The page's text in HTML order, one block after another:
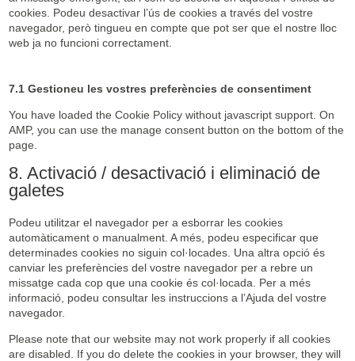
cookies. Podeu desactivar l’ús de cookies a través del vostre
navegador, però tingueu en compte que pot ser que el nostre lloc
web ja no funcioni correctament.
7.1 Gestioneu les vostres preferències de consentiment
You have loaded the Cookie Policy without javascript support. On
AMP, you can use the manage consent button on the bottom of the
page.
8. Activació / desactivació i eliminació de
galetes
Podeu utilitzar el navegador per a esborrar les cookies
automàticament o manualment. A més, podeu especificar que
determinades cookies no siguin col·locades. Una altra opció és
canviar les preferències del vostre navegador per a rebre un
missatge cada cop que una cookie és col·locada. Per a més
informació, podeu consultar les instruccions a l’Ajuda del vostre
navegador.
Please note that our website may not work properly if all cookies
are disabled. If you do delete the cookies in your browser, they will